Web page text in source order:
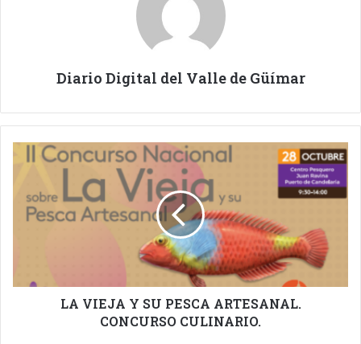
Diario Digital del Valle de Güímar
VIEJA
PESCA
LA VIEJA Y SU PESCA ARTESANAL.
CONCURSO CULINARIO.